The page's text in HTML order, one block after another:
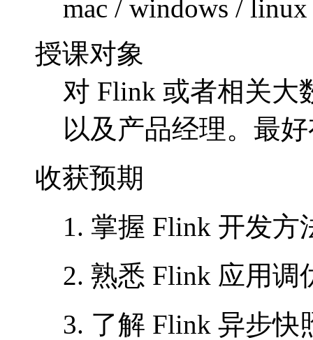
mac / windows / linux
授课对象
对 Flink 或者相关大
以及产品经理。最
收获预期
1. 掌握 Flink 开发方
2. 熟悉 Flink 应用调
3. 了解 Flink 异步快